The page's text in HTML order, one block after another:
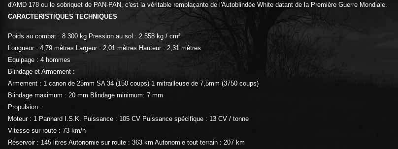
d'AMD 178 ou le sobriquet de PAN-PAN, c'est la véritable remplaçante de l'Autoblindée White datant de la Première Guerre Mondiale.
CARACTERISTIQUES TECHNIQUES
Poids au combat : 8 300 kg Pression au sol : 2.558 kg / cm²
Longueur : 4,79 mètres Largeur : 2,01 mètres Hauteur : 2,31 mètres
Equipage : 4 hommes
Blindage et Armement :
Armement : 1 canon de 25mm SA 34 (150 coups) 1 mitrailleuse de 7,5mm (3750 coups)
Blindage maximum : 20 mm Blindage minimum: 7 mm
Propulsion :
Moteur : 1 Panhard I.S.K. Puissance : 105 CV Puissance spécifique : 13 CV / tonne
Vitesse sur route : 73 km/h
Réservoir : 145 litres Autonomie sur route : 363 km Autonomie tout terrain : 207 km